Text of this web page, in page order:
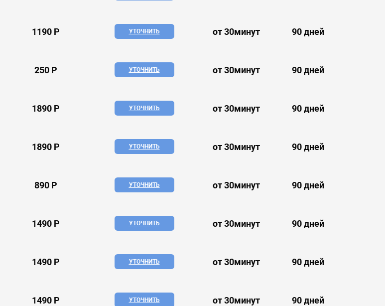
1190 Р УТОЧНИТЬ от 30минут 90 дней
250 Р УТОЧНИТЬ от 30минут 90 дней
1890 Р УТОЧНИТЬ от 30минут 90 дней
1890 Р УТОЧНИТЬ от 30минут 90 дней
890 Р УТОЧНИТЬ от 30минут 90 дней
1490 Р УТОЧНИТЬ от 30минут 90 дней
1490 Р УТОЧНИТЬ от 30минут 90 дней
1490 Р УТОЧНИТЬ от 30минут 90 дней